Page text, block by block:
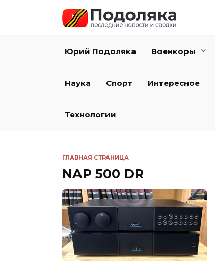
Юрий Подоляка Военкоры
Наука Спорт Интересное
Технологии
ГЛАВНАЯ СТРАНИЦА
NAP 500 DR